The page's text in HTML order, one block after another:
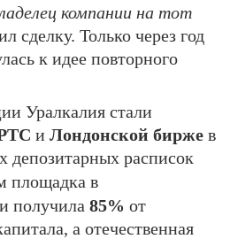
компании на тот
сделку. Только через год
к идее повторного
Уралкалия стали
и Лондонской бирже в
депозитарных расписок
площадка в
получила 85% от
а отечественная